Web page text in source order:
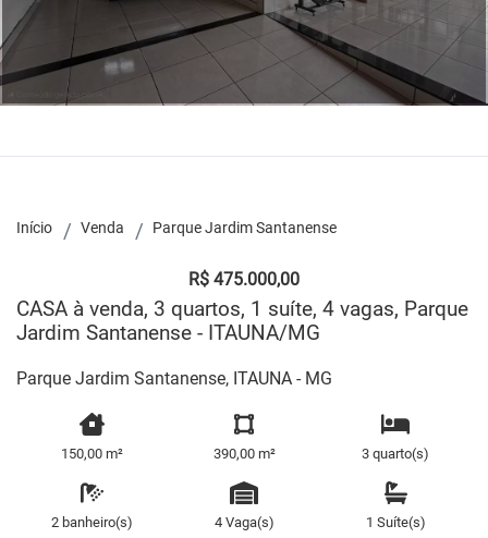
Início Venda Parque Jardim Santanense
R$ 475.000,00
CASA à venda, 3 quartos, 1 suíte, 4 vagas, Parque
Jardim Santanense - ITAUNA/MG
Parque Jardim Santanense, ITAUNA - MG
150,00 m² 390,00 m² 3 quarto(s)
2 banheiro(s) 4 Vaga(s) 1 Suíte(s)